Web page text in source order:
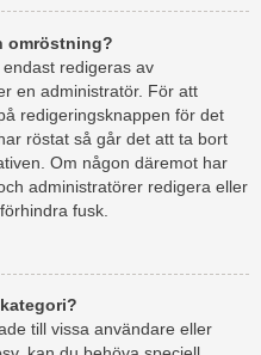
omröstning?
redigeras av
en administratör. För att
redigeringsknappen för det
röstat så går det att ta bort
Om någon däremot har
administratörer redigera eller
fusk.
till vissa användare eller